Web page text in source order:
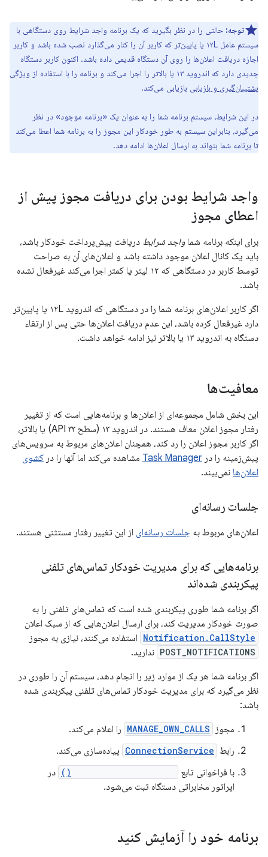
توجه: حالتی را در نظر بگیرید که یک برنامه واجد شرایط روی دستگاهی با
سیستم عامل ۱۲L یا پایین‌تر که کاربر آن را کنار می‌گذارد نصب شده باشد و کاربر
اجازه دریافت اعلان‌ها را روی آن دستگاه قدیمی داده باشد. اکنون کاربر دستگاه
جدیدی دارد که اندروید ۱۳ یا بالاتر را اجرا می‌کند و برنامه را با استفاده از ویژگی
پشتیبان‌گیری و بازیابی بازیابی می‌کند.
در این شرایط، سیستم برنامه شما را به عنوان یک «برنامه موجود» در نظر
می‌گیرد، بنابراین سیستم به طور خودکار این مجوز را به برنامه شما اعطا می‌کند
تا برنامه شما بتواند به ارسال اعلان‌ها ادامه دهد.
واجد شرایط بودن برای دریافت مجوز پیش از
اعطای مجوز
برای اینکه برنامه شماواجد شرایط دریافت پیش‌پرداخت خودکار باشد،
باید یک کانال اعلان موجود داشته باشد و اعلان‌های آن به صراحت
توسط کاربر در دستگاهی که ۱۲ لیتر یا کمتر اجرا می‌کند غیرفعال نشده
باشد.
اگر کاربر اعلان‌های برنامه شما را در دستگاهی که اندروید ۱۲L یا پایین‌تر
دارد غیرفعال کرده باشد، این عدم دریافت اعلان‌ها حتی پس از ارتقاء
دستگاه به اندروید ۱۳ یا بالاتر نیز ادامه خواهد داشت.
معافیت‌ها
این بخش شامل مجموعه‌ای از اعلان‌ها و برنامه‌هایی است که از تغییر
رفتار مجوز اعلان معاف هستند. در اندروید ۱۳ (سطح API ۳۳) یا بالاتر،
اگر کاربر مجوز اعلان را رد کند، همچنان اعلان‌های مربوط به سرویس‌های
پیش‌زمینه را در Task Manager مشاهده می‌کند اما آنها را در کشوی
اعلان‌ها نمی‌بیند.
جلسات رسانه‌ای
اعلان‌های مربوط به جلسات رسانه‌ای از این تغییر رفتار مستثنی هستند.
برنامه‌هایی که برای مدیریت خودکار تماس‌های تلفنی
پیکربندی شده‌اند
اگر برنامه شما طوری پیکربندی شده است که تماس‌های تلفنی را به
صورت خودکار مدیریت کند، برای ارسال اعلان‌هایی که از سبک اعلان
Notification.CallStyle استفاده می‌کنند، نیازی به مجوز
POST_NOTIFICATIONS ندارید.
اگر برنامه شما هر یک از موارد زیر را انجام دهد، سیستم آن را طوری در
نظر می‌گیرد که برای مدیریت خودکار تماس‌های تلفنی پیکربندی شده
باشد:
مجوز
MANAGE_OWN_CALLS را اعلام می‌کند.
رابط ConnectionService پیاده‌سازی می‌کند.
با فراخوانی تابع
در
اپراتور مخابراتی دستگاه ثبت می‌شود.
برنامه خود را آزمایش کنید